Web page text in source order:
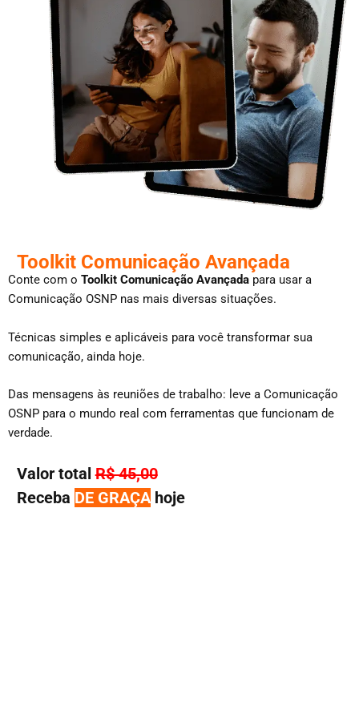
Toolkit Comunicação Avançada
Conte com o Toolkit Comunicação Avançada para usar a
Comunicação OSNP nas mais diversas situações.
Técnicas simples e aplicáveis para você transformar sua
comunicação, ainda hoje.
Das mensagens às reuniões de trabalho: leve a Comunicação
OSNP para o mundo real com ferramentas que funcionam de
verdade.
Valor totalR$ 45,00
Receba DE GRAÇAhoje